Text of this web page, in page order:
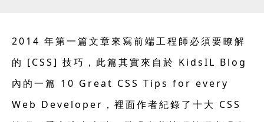
2014 年第一篇文章來寫前端工程師必須要瞭解
的 [CSS] 技巧，此篇其實來自於 KidsIL Blog
內的一篇 10 Great CSS Tips for every
Web Developer，裡面作者紀錄了十大 CSS